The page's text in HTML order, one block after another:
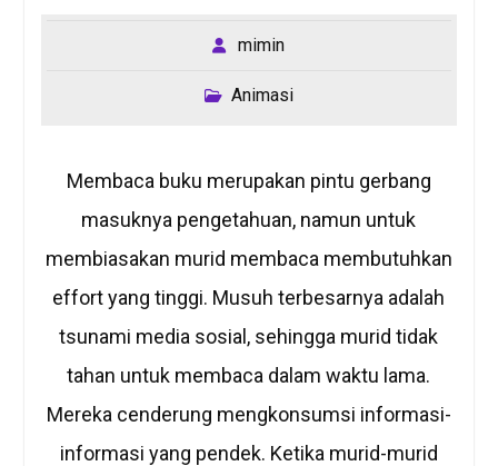
mimin
Animasi
Membaca buku merupakan pintu gerbang
masuknya pengetahuan, namun untuk
membiasakan murid membaca membutuhkan
effort yang tinggi. Musuh terbesarnya adalah
tsunami media sosial, sehingga murid tidak
tahan untuk membaca dalam waktu lama.
Mereka cenderung mengkonsumsi informasi-
informasi yang pendek. Ketika murid-murid